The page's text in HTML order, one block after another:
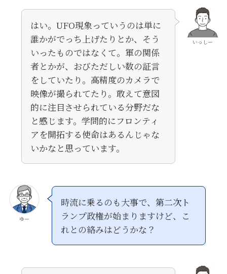
いっしー
はい。UFO現象っていうのは単に
誰かがでっち上げたりとか、そう
いったものではなくて。軍の関係
者とかが、おびただしい数の証言
をしていたり。高精度のカメラで
映像が撮られてたり。敢えて意図
的に注目させられている分野だな
と感じます。学問的にフロンティ
アを開拓する使命はあるんじゃな
いかなと思っています。
ゆー
時流に乗るのも大事で、第二次ト
ランプ政権が始まりますけど、こ
れとの絡みはどうかな？